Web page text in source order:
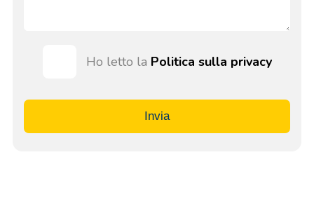
Ho letto la Politica sulla privacy
Invia